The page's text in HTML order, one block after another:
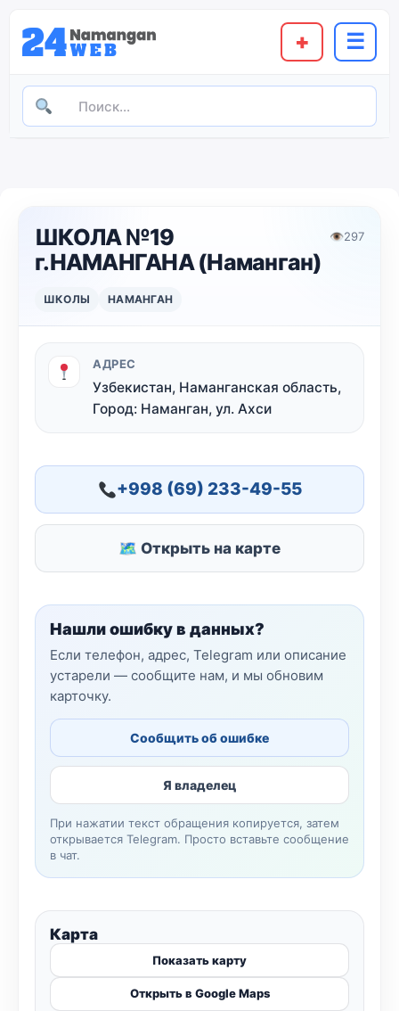
+ ☰
ШКОЛА №19
г.НАМАНГАНА (Наманган)
👁297
ШКОЛЫ НАМАНГАН
АДРЕС
Узбекистан, Наманганская область,
Город: Наманган, ул. Ахси
+998 (69) 233-49-55
🗺 Открыть на карте
Нашли ошибку в данных?
Если телефон, адрес, Telegram или описание
устарели — сообщите нам, и мы обновим
карточку.
Сообщить об ошибке
Я владелец
При нажатии текст обращения копируется, затем
открывается Telegram. Просто вставьте сообщение
в чат.
Карта
Показать карту
Открыть в Google Maps